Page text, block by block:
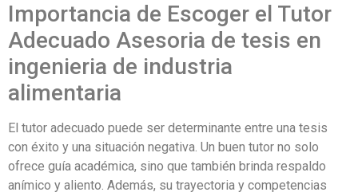
Importancia de Escoger el Tutor
Adecuado Asesoria de tesis en
ingenieria de industria
alimentaria
El tutor adecuado puede ser determinante entre una tesis
con éxito y una situación negativa. Un buen tutor no solo
ofrece guía académica, sino que también brinda respaldo
anímico y aliento. Además, su trayectoria y competencias